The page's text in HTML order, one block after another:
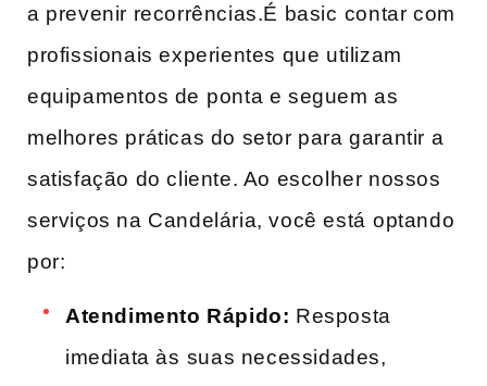
a‍ prevenir‍ recorrências.É basic ⁢contar com
profissionais experientes que utilizam
equipamentos de ⁣ponta ​e seguem ‌as‍
melhores práticas ​do setor para garantir ‌a
satisfação do cliente.‍ Ao escolher nossos
serviços na Candelária, você está ⁢optando
por:
Atendimento Rápido: Resposta
imediata às⁣ suas necessidades,